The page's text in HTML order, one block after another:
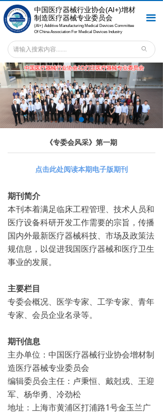
中国医疗器械行业协会(AI+)增材
制造医疗器械专业委员会
(AI+) Additive Manufacturing Medical Devices Committee
Of China Association For Medical Devices Industry
끀
首页
关于专委会
会员之窗
新闻中心
专委会服务
法规标准
ꄙ
点击此处阅读本期电子版期刊
期刊简介
本刊本着满足临床工程管理、技术人员和
医疗设备科研开发工作需要的宗旨，传播
国内外最新医疗器械科技、市场及政策法
规信息，以促进我国医疗器械和医疗卫生
事业的发展。
主要栏目
专委会概况、医学专家、工学专家、青年
专家、会员企业名录等。
期刊信息
主办单位：中国医疗器械行业协会增材制
造医疗器械专业委员会
编辑委员会主任：卢秉恒、戴尅戎、王迎
军、杨华勇、冷劲松
地址：上海市黄浦区打浦路1号金玉兰广
《专委会风采》第一期